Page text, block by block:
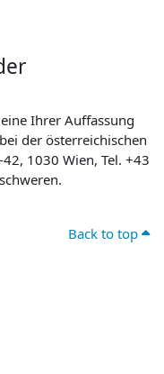
Ihrer Auffassung
der österreichischen
1030 Wien, Tel. +43
Back to top